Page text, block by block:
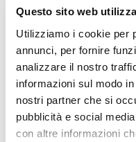
Questo sito web
Utilizziamo i cookie per
annunci, per fornire
analizzare il nostro
informazioni sul modo
nostri partner che si
pubblicità e social
con altre informazioni
Torna a "I
I suoi workshop
VIDEO DISPONIBILE